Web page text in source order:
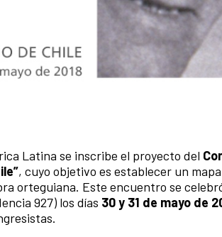
Latina se inscribe el proyecto del
, cuyo objetivo es establecer un
orteguiana. Este encuentro se
927) los días 30 y 31 de mayo de